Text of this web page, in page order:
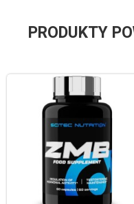
PRODUKTY